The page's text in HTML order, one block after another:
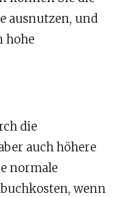
ausnutzen, und
hohe
die
auch höhere
normale
wenn